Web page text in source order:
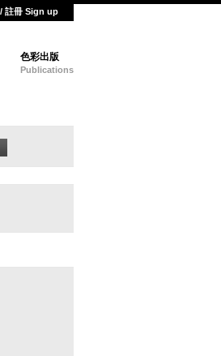
註冊 Sign up
色彩出版
Publications